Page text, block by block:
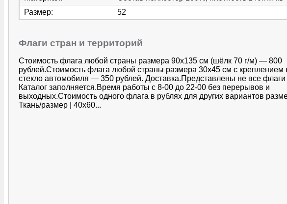
Размер:
52
Флаги стран и территорий
Стоимость флага любой страны размера 90х135 см (шёлк 70 г/м) — 800
рублей.Стоимость флага любой страны размера 30x45 см с креплением
стекло автомобиля — 350 рублей. Доставка.Представлены не все
Каталог заполняется.Время работы с 8-00 до 22-00 без перерывов и
выходных.Стоимость одного флага в рублях для других вариантов
Ткань/размер | 40х60...